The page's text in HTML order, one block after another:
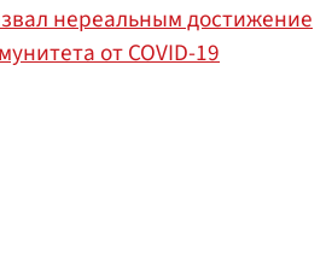
нереальным достижение
от COVID-19